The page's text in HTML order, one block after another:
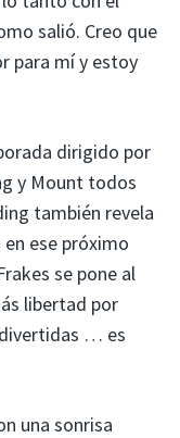
salió. Creo que
para mí y estoy
dirigido por
y Mount todos
también revela
ese próximo
se pone al
libertad por
divertidas … es
una sonrisa